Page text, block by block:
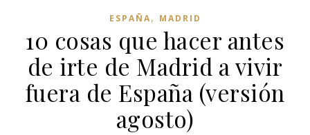
ESPAÑA, MADRID
10 cosas que hacer antes
de irte de Madrid a vivir
fuera de España (versión
agosto)